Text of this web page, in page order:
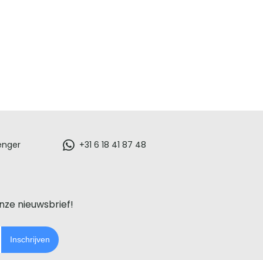
+31 6 18 41 87 48
nieuwsbrief!
Inschrijven